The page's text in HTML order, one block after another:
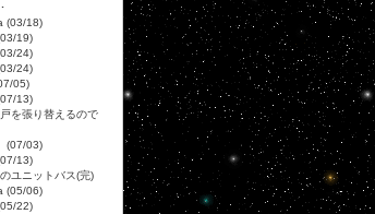
(03/18)
19)
24)
24)
05)
13)
を張り替えるので
(07/03)
13)
ユニットバス(完)
(05/06)
22)